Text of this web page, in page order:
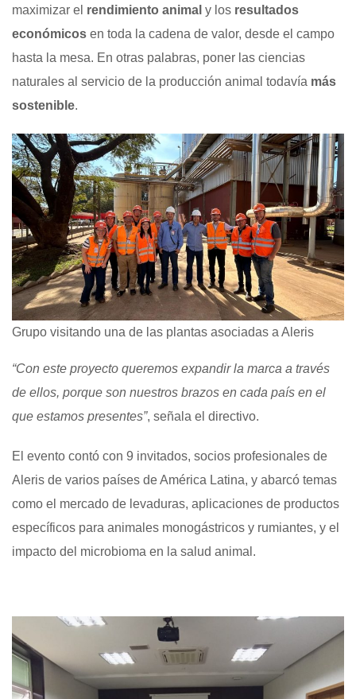
maximizar el rendimiento animal y los resultados
económicos en toda la cadena de valor, desde el campo
hasta la mesa. En otras palabras, poner las ciencias
naturales al servicio de la producción animal todavía más
sostenible.
Grupo visitando una de las plantas asociadas a Aleris
“Con este proyecto queremos expandir la marca a través
de ellos, porque son nuestros brazos en cada país en el
que estamos presentes”, señala el directivo.
El evento contó con 9 invitados, socios profesionales de
Aleris de varios países de América Latina, y abarcó temas
como el mercado de levaduras, aplicaciones de productos
específicos para animales monogástricos y rumiantes, y el
impacto del microbioma en la salud animal.